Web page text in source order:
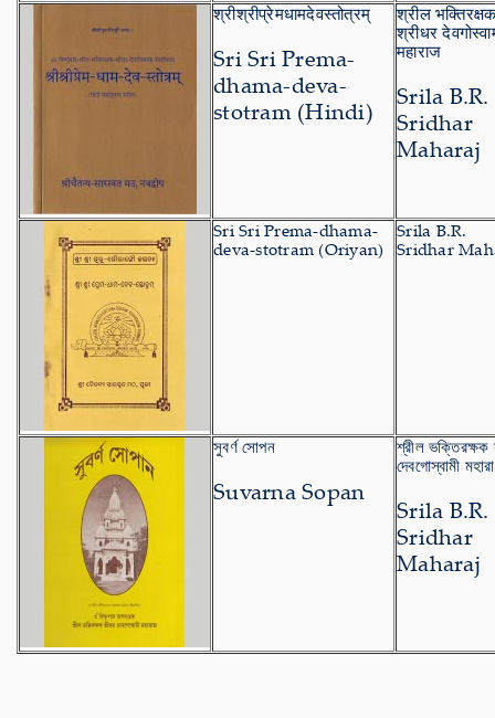
श्रीश्रीप्रेमधामदेवस्तोत्रम्
Sri Sri Prema-
dhama-deva-
stotram (Hindi)
श्रील
श्रीधर
महाराज
Srila B.R.
Sridhar
Maharaj
Sri Sri Prema-dhama-
deva-stotram (Oriyan)
Srila B.R.
Sridhar
সুবর্ণ সোপন
Suvarna Sopan
শ্রীল ভক্তিরক্ষক
দেবগোস্বামী
Srila B.R.
Sridhar
Maharaj